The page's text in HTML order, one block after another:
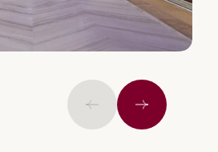
Vorige Weiter